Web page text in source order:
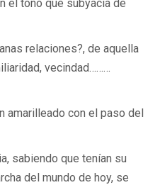
el tono que subyacía de
relaciones?, de aquella
vecindad………
amarilleado con el paso del
sabiendo que tenían su
del mundo de hoy, se